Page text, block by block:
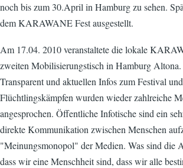
noch bis zum 30.April in Hamburg zu sehen.
dem KARAWANE Fest ausgestellt.
Am 17.04. 2010 veranstaltete die lokale
zweiten Mobilisierungstisch in Hamburg
Transparent und aktuellen Infos zum Festival
Flüchtlingskämpfen wurden wieder zahlreiche
angesprochen. Öffentliche Infotische sind ein
direkte Kommunikation zwischen Menschen
"Meinungsmonopol" der Medien. Was sind die
dass wir eine Menschheit sind, dass wir alle